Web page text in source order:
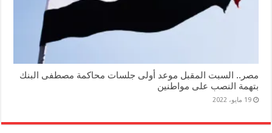
مصر.. السبت المقبل موعد أولى جلسات محاكمة مصطفى البنك
بتهمة النصب على مواطنين
19 مايو، 2022